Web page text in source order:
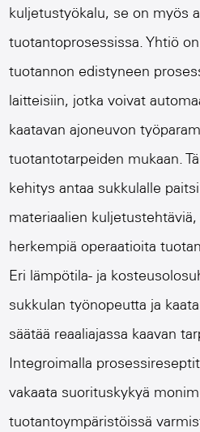
kuljetustyökalu, se on myös
tuotantoprosessissa. Yhtiö
tuotannon edistyneen
laitteisiin, jotka voivat
kaatavan ajoneuvon
tuotantotarpeiden mukaan.
kehitys antaa sukkulalle
materiaalien
herkempiä operaatioita
Eri lämpötila- ja
sukkulan työnopeutta ja
säätää reaaliajassa kaavan
Integroimalla
vakaata suorituskykyä
tuotantoympäristöissä